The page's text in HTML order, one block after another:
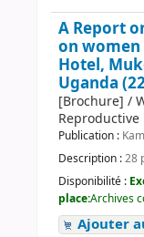
A Report
on
Hotel,
Uganda
[Brochure] /
Publication :
Description :28
Disponibilité :
place:Archives
Ajouter